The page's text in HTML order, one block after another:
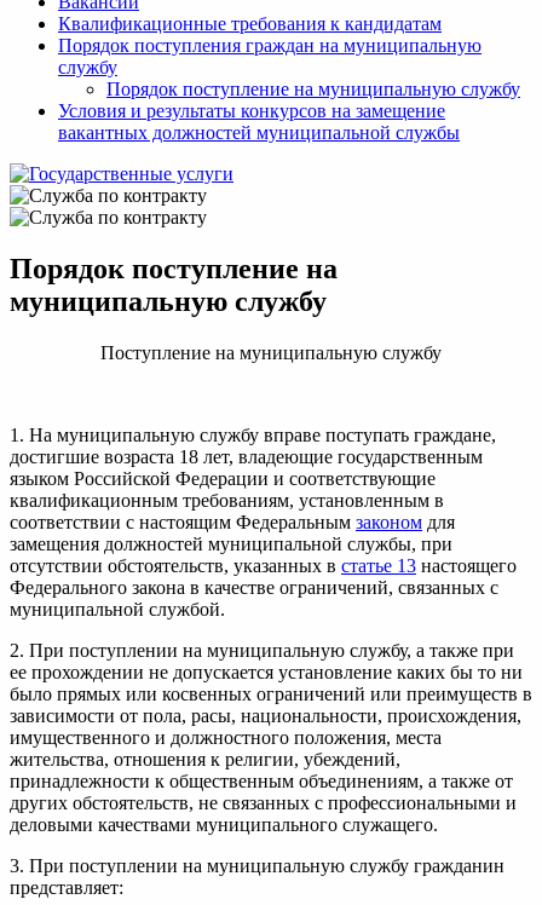
Квалификационные требования к кандидатам
Порядок поступления граждан на муниципальную
службу
Порядок поступление на муниципальную службу
Условия и результаты конкурсов на замещение
вакантных должностей муниципальной службы
Порядок поступление на
муниципальную службу
Поступление на муниципальную службу
1. На муниципальную службу вправе поступать граждане,
достигшие возраста 18 лет, владеющие государственным
языком Российской Федерации и соответствующие
квалификационным требованиям, установленным в
соответствии с настоящим Федеральным законом для
замещения должностей муниципальной службы, при
отсутствии обстоятельств, указанных в статье 13 настоящего
Федерального закона в качестве ограничений, связанных с
муниципальной службой.
2. При поступлении на муниципальную службу, а также при
ее прохождении не допускается установление каких бы то ни
было прямых или косвенных ограничений или преимуществ в
зависимости от пола, расы, национальности, происхождения,
имущественного и должностного положения, места
жительства, отношения к религии, убеждений,
принадлежности к общественным объединениям, а также от
других обстоятельств, не связанных с профессиональными и
деловыми качествами муниципального служащего.
3. При поступлении на муниципальную службу гражданин
представляет: